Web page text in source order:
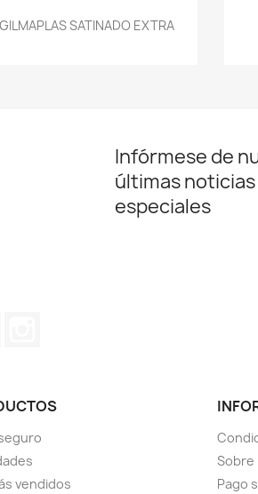
GILMAPLAS SATINADO EXTRA
Infórmese de
últimas
especiales
vendidos
Pago